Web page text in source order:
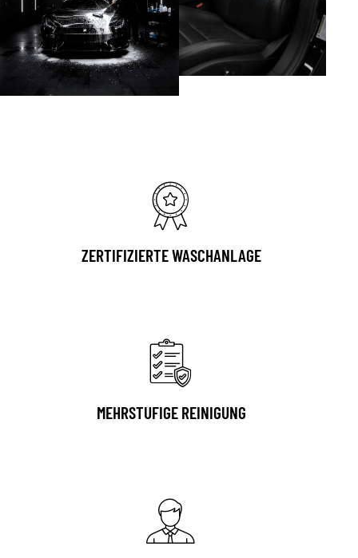
ZERTIFIZIERTE WASCHANLAGE
MEHRSTUFIGE REINIGUNG